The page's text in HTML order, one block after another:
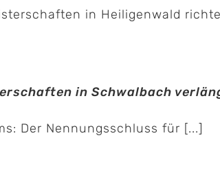
in Heiligenwald
in Schwalbach
Der Nennungsschluss für [...]